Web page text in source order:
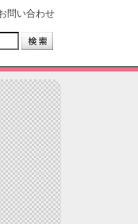
問い合わせ